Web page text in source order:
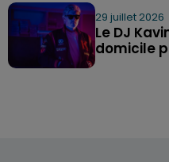
29 juillet 2026
Le DJ
domicile